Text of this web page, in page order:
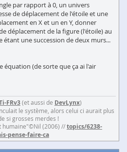
par rapport à 0, un univers
de déplacement de l'étoile et une
en X et un en Y, donner
déplacement de la figure (l'étoile) au
une succession de deux murs...
équation (de sorte que ça ai l'air
FRv3(et aussi de DevLynx)
le système, alors celui ci aurait plus
si grosses merdes !
humaine"©Nil (2006) //topics/6238-
pense-faire-ca